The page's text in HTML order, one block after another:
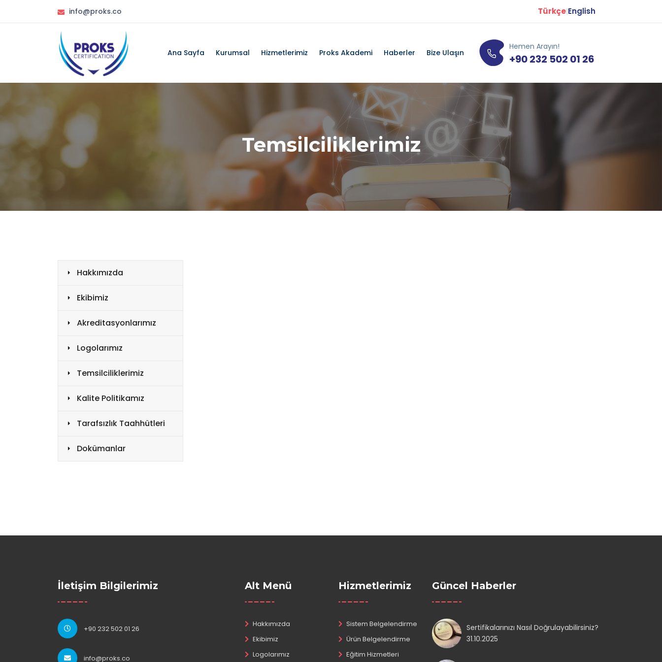
info@proks.co Türkçe|English
Ana Sayfa Kurumsal Hizmetlerimiz Proks Akademi Haberler Bize Ulaşın
Hemen Arayın!
+90 232 502 01 26
Temsilciliklerimiz
Hakkımızda
Ekibimiz
Akreditasyonlarımız
Logolarımız
Temsilciliklerimiz
Kalite Politikamız
Tarafsızlık Taahhütleri
Dokümanlar
İletişim Bilgilerimiz
+90 232 502 01 26
info@proks.co
Alt Menü
Hakkımızda
Ekibimiz
Logolarımız
Hizmetlerimiz
Sistem Belgelendirme
Ürün Belgelendirme
Eğitim Hizmetleri
Güncel Haberler
Sertifikalarınızı Nasıl Doğrulayabilirsiniz?
31.10.2025